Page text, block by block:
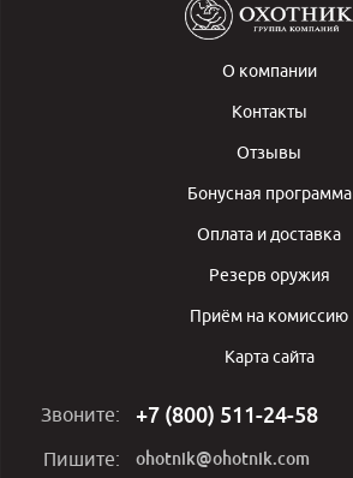
О компании
Контакты
Отзывы
Бонусная программа
Оплата и доставка
Резерв оружия
Приём на комиссию
Карта сайта
Звоните: +7 (800) 511-24-58
Пишите: ohotnik@ohotnik.com